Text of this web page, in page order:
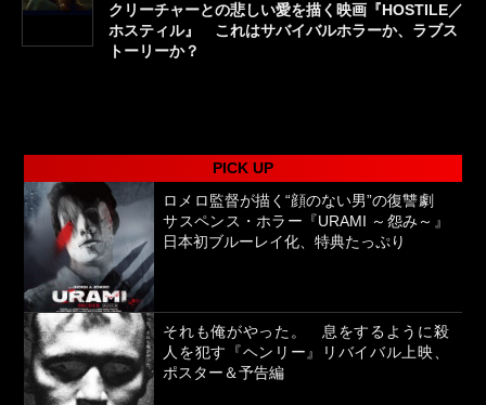
クリーチャーとの悲しい愛を描く映画『HOSTILE／
ホスティル』 これはサバイバルホラーか、ラブス
トーリーか？
PICK UP
ロメロ監督が描く“顔のない男”の復讐劇
サスペンス・ホラー『URAMI ～怨み～』
日本初ブルーレイ化、特典たっぷり
それも俺がやった。 息をするように殺
人を犯す『ヘンリー』リバイバル上映、
ポスター＆予告編